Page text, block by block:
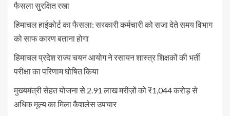
फैसला सुरक्षित रखा
हिमाचल हाईकोर्ट का फैसला: सरकारी कर्मचारी को सजा देते समय विभाग
को साफ कारण बताना होगा
हिमाचल प्रदेश राज्य चयन आयोग ने रसायन शास्त्र शिक्षकों की भर्ती
परीक्षा का परिणाम घोषित किया
मुख्यमंत्री सेहत योजना से 2.91 लाख मरीज़ों को ₹1,044 करोड़ से
अधिक मूल्य का मिला कैशलेस उपचार